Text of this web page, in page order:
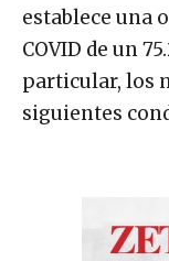
establece una
COVID de un
particular, los
siguientes